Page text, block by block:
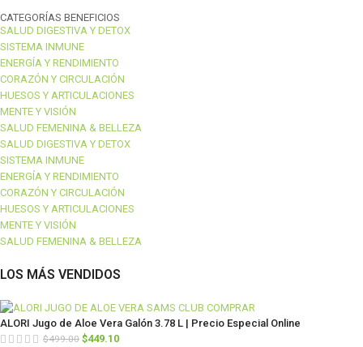
CATEGORÍAS BENEFICIOS
SALUD DIGESTIVA Y DETOX
SISTEMA INMUNE
ENERGÍA Y RENDIMIENTO
CORAZÓN Y CIRCULACIÓN
HUESOS Y ARTICULACIONES
MENTE Y VISIÓN
SALUD FEMENINA & BELLEZA
SALUD DIGESTIVA Y DETOX
SISTEMA INMUNE
ENERGÍA Y RENDIMIENTO
CORAZÓN Y CIRCULACIÓN
HUESOS Y ARTICULACIONES
MENTE Y VISIÓN
SALUD FEMENINA & BELLEZA
LOS MÁS VENDIDOS
ALORI Jugo de Aloe Vera Galón 3.78 L | Precio Especial Online
$499.00 $449.10